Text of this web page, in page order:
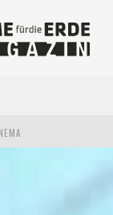
3 FESTIVALPARTNER*INNEN